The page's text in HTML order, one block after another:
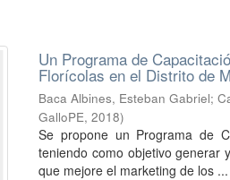
Un Programa de
Florícolas en el Distrito de
Baca Albines, Esteban Gabriel;
GalloPE,2018)
Se propone un Programa de
teniendo como objetivo generar
que mejore el marketing de los ...